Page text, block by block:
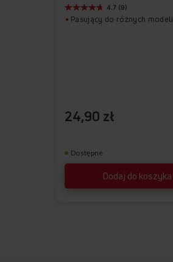
Dodaj do koszyka
4.7 (9)
Pasujący do różnych modeli
24,90 zł
Dostępne